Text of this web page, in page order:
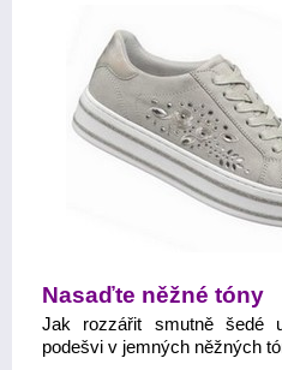
Nasaďte něžné tóny
Jak rozzářit smutně šedé
podešvi v jemných něžných